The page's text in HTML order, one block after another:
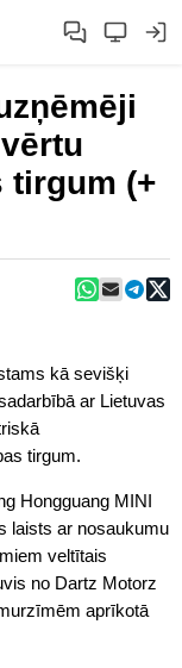
tirgum (+
kā sevišķi
ar Lietuvas
tirgum.
Hongguang MINI
laists ar nosaukumu
veltītais
no Dartz Motorz
aprīkotā